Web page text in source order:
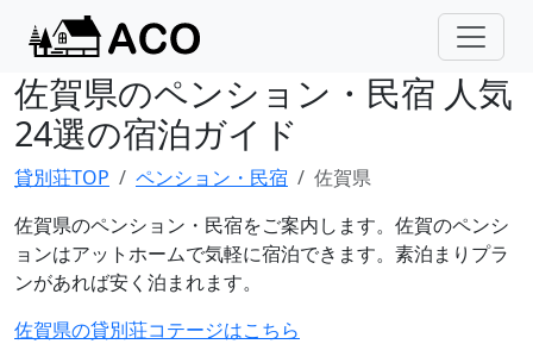
佐賀県のペンション・民宿 人気
24選の宿泊ガイド
貸別荘TOP ペンション・民宿
佐賀県
佐賀県のペンション・民宿をご案内します。佐賀のペンシ
ョンはアットホームで気軽に宿泊できます。素泊まりプラ
ンがあれば安く泊まれます。
佐賀県の貸別荘コテージはこちら